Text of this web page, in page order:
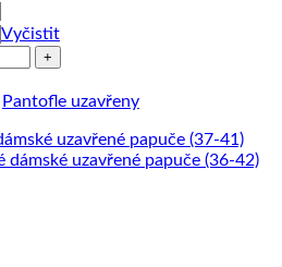
Vyčistit
Pantofle uzavřeny